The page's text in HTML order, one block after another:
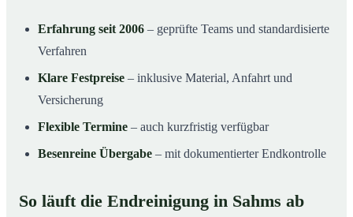
Erfahrung seit 2006 – geprüfte Teams und standardisierte
Verfahren
Klare Festpreise – inklusive Material, Anfahrt und
Versicherung
Flexible Termine – auch kurzfristig verfügbar
Besenreine Übergabe – mit dokumentierter Endkontrolle
So läuft die Endreinigung in Sahms ab